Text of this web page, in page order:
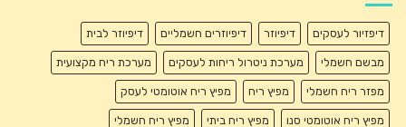
דיפזיור לעסקים דיפיוזר דיפיוזרים חשמליים דיפיוזר לבית
מבשם חשמלי מערכת ניטרול ריחות לעסקים מערכת ריח מקצועית
מפזר ריח חשמלי מפיץ ריח מפיץ ריח אוטומטי לעסק
מפיץ ריח אוטומטי סנו מפיץ ריח ביתי מפיץ ריח חשמלי